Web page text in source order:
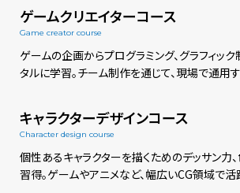
ゲームクリエイターコース
Game creator course
ゲームの企画からプログラミング、グラフィッ
タルに学習。チーム制作を通じて、現場で通用
キャラクターデザインコース
Character design course
個性あるキャラクターを描くためのデッサン力
習得。ゲームやアニメなど、幅広いCG領域で